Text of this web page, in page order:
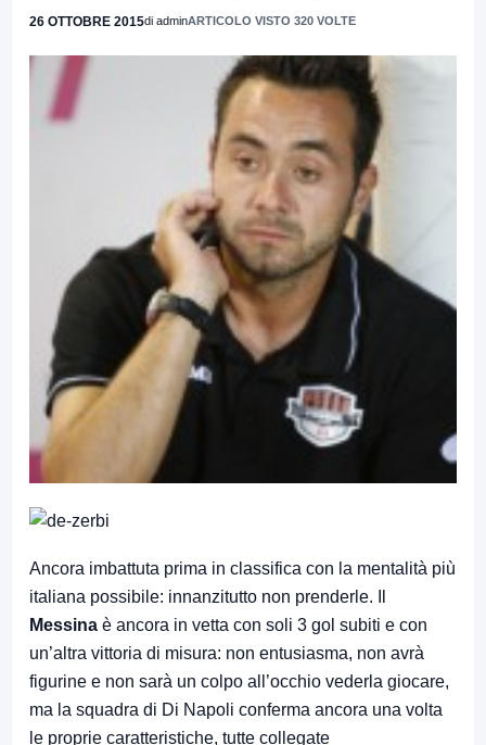
26 OTTOBRE 2015di adminARTICOLO VISTO 320 VOLTE
Ancora imbattuta prima in classifica con la mentalità più
italiana possibile: innanzitutto non prenderle. Il
Messina è ancora in vetta con soli 3 gol subiti e con
un’altra vittoria di misura: non entusiasma, non avrà
figurine e non sarà un colpo all’occhio vederla giocare,
ma la squadra di Di Napoli conferma ancora una volta
le proprie caratteristiche, tutte collegate